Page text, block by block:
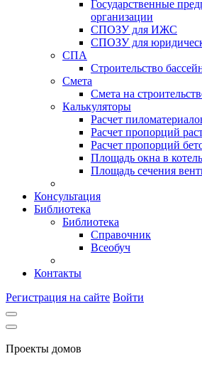
Государственные
организации
СПОЗУ для ИЖС
СПОЗУ для
СПА
Строительство
Смета
Смета на
Калькуляторы
Расчет
Расчет пропорций
Расчет пропорций
Площадь окна в
Площадь сечения
Консультация
Библиотека
Библиотека
Справочник
Всеобуч
Контакты
Регистрация на сайте Войти
Проекты домов